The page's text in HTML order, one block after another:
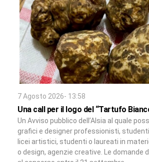
7 Agosto 2026- 13:58
Una call per il logo del “Tartufo
Un Avviso pubblico dell’Alsia al quale
grafici e designer professionisti,
licei artistici, studenti o laureati in
o design, agenzie creative. Le domande